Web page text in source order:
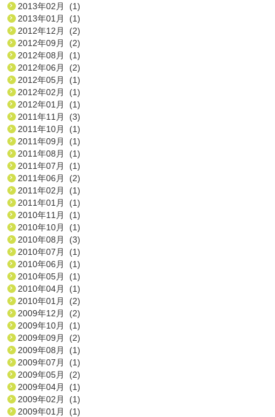
2013年02月 (1)
2013年01月 (1)
2012年12月 (2)
2012年09月 (2)
2012年08月 (1)
2012年06月 (2)
2012年05月 (1)
2012年02月 (1)
2012年01月 (1)
2011年11月 (3)
2011年10月 (1)
2011年09月 (1)
2011年08月 (1)
2011年07月 (1)
2011年06月 (2)
2011年02月 (1)
2011年01月 (1)
2010年11月 (1)
2010年10月 (1)
2010年08月 (3)
2010年07月 (1)
2010年06月 (1)
2010年05月 (1)
2010年04月 (1)
2010年01月 (2)
2009年12月 (2)
2009年10月 (1)
2009年09月 (2)
2009年08月 (1)
2009年07月 (1)
2009年05月 (2)
2009年04月 (1)
2009年02月 (1)
2009年01月 (1)